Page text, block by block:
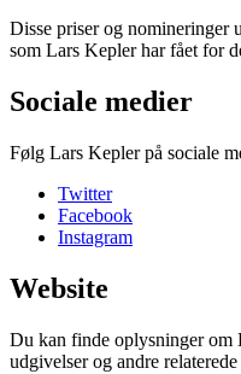
Disse priser og nomineringer
som Lars Kepler har fået for
Sociale medier
Følg Lars Kepler på sociale
Twitter
Facebook
Instagram
Website
Du kan finde oplysninger om
udgivelser og andre